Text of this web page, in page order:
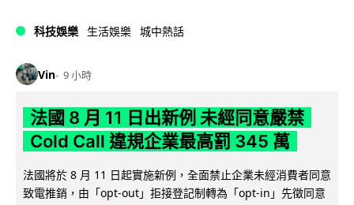
科技娛樂 生活娛樂 城中熱話
Vin 9 小時
法國 8 月 11 日出新例 未經同意嚴禁
Cold Call 違規企業最高罰 345 萬
法國將於 8 月 11 日起實施新例，全面禁止企業未經消費者同意
致電推銷，由「opt-out」拒接登記制轉為「opt-in」先徵同意